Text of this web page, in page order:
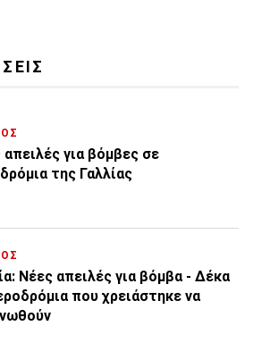
απειλές για βόμβες σε
της Γαλλίας
Νέες απειλές για βόμβα - Δέκα
που χρειάστηκε να